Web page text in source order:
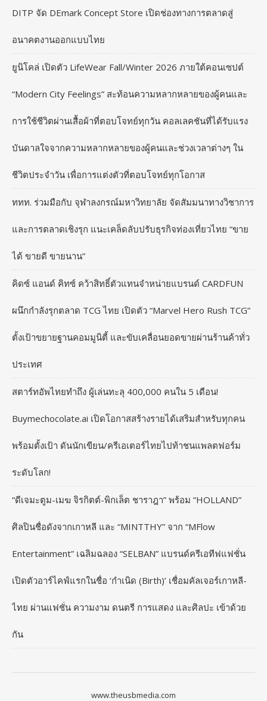
DITP จัด DEmark Concept Store เปิดช่องทางการตลาดสู่
อนาคตงานออกแบบไทย
ยูนิโคล่ เปิดตัว LifeWear Fall/Winter 2026 ภายใต้คอนเซปต์
“Modern City Feelings” สะท้อนความหลากหลายของผู้คนและ
การใช้ชีวิตผ่านเสื้อผ้าที่ตอบโจทย์ทุกวัน คอลเลคชันที่ได้รับแรง
บันดาลใจจากความหลากหลายของผู้คนและช่วงเวลาต่างๆ ใน
ชีวิตประจำวัน เพื่อการแต่งตัวที่ตอบโจทย์ทุกโอกาส
ททท. ร่วมมือกับ จุฬาลงกรณ์มหาวิทยาลัย จัดสัมมนาทางวิชาการ
และการตลาดเชิงรุก แนะเคล็ดลับปรับธุรกิจท่องเที่ยวไทย “ขาย
ได้ ขายดี ขายนาน”
คิดซ์ แอนด์ คิทซ์ คว้าสิทธิ์ตัวแทนจำหน่ายแบรนด์ CARDFUN
ผนึกกำลังรุกตลาด TCG ไทย เปิดตัว “Marvel Hero Rush TCG”
ตั้งเป้าขยายฐานคอมมูนิตี้ และขับเคลื่อนยอดขายผ่านร้านค้าทั่ว
ประเทศ
สตาร์ทอัพไทยทำถึง ผู้เล่นทะลุ 400,000 คนใน 5 เดือน!
Buymechocolate.ai เปิดโอกาสสร้างรายได้เสริมสำหรับทุกคน
พร้อมตั้งเป้า ดันนักเขียน/ครีเอเตอร์ไทยไปท้าชนแพลตฟอร์ม
ระดับโลก!
“ดีเจมะตูม-เมฆ จิรกิตต์-พิกเล็ต ชาราฎา” พร้อม “HOLLAND”
ศิลปินชื่อดังจากเกาหลี และ “MINTTHY” จาก “MFlow
Entertainment” เฉลิมฉลอง “SELBAN” แบรนด์ครีเอทีฟแฟชั่น
เปิดตัวอาร์ไคฟ์แรกในชื่อ ‘กำเนิด (Birth)’ เชื่อมคัลเจอร์เกาหลี-
ไทย ผ่านแฟชั่น ความงาม ดนตรี การแสดง และศิลปะ เข้าด้วย
กัน
www.theusbmedia.com